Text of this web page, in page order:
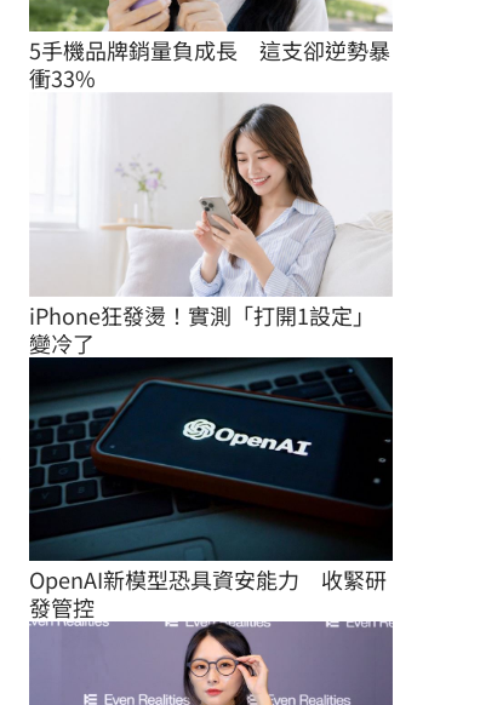
5手機品牌銷量負成長　這支卻逆勢暴
衝33%
iPhone狂發燙！實測「打開1設定」
變冷了
OpenAI新模型恐具資安能力　收緊研
發管控